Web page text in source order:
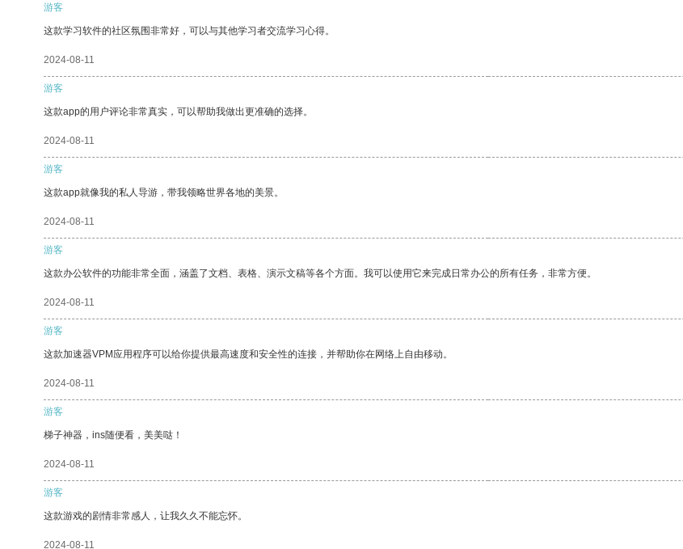
游客
这款学习软件的社区氛围非常好，可以与其他学习者交流学习心得。
2024-08-11
游客
这款app的用户评论非常真实，可以帮助我做出更准确的选择。
2024-08-11
游客
这款app就像我的私人导游，带我领略世界各地的美景。
2024-08-11
游客
这款办公软件的功能非常全面，涵盖了文档、表格、演示文稿等各个方面。我可以使用它来完成日常办公的所有任务，非常方便。
2024-08-11
游客
这款加速器VPM应用程序可以给你提供最高速度和安全性的连接，并帮助你在网络上自由移动。
2024-08-11
游客
梯子神器，ins随便看，美美哒！
2024-08-11
游客
这款游戏的剧情非常感人，让我久久不能忘怀。
2024-08-11